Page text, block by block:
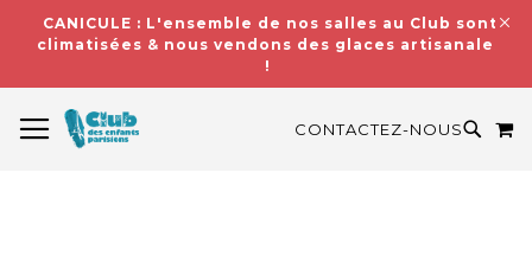
CANICULE : L'ensemble de nos salles au Club sont
climatisées & nous vendons des glaces artisanales
!
CONTACTEZ-NOUS